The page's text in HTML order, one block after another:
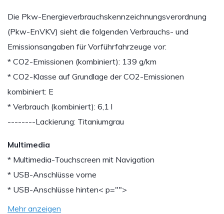
Die Pkw-Energieverbrauchskennzeichnungsverordnung
(Pkw-EnVKV) sieht die folgenden Verbrauchs- und
Emissionsangaben für Vorführfahrzeuge vor:
* CO2-Emissionen (kombiniert): 139 g/km
* CO2-Klasse auf Grundlage der CO2-Emissionen
kombiniert: E
* Verbrauch (kombiniert): 6,1 l
--------Lackierung: Titaniumgrau
Multimedia
* Multimedia-Touchscreen mit Navigation
* USB-Anschlüsse vorne
* USB-Anschlüsse hinten< p="">
Mehr anzeigen